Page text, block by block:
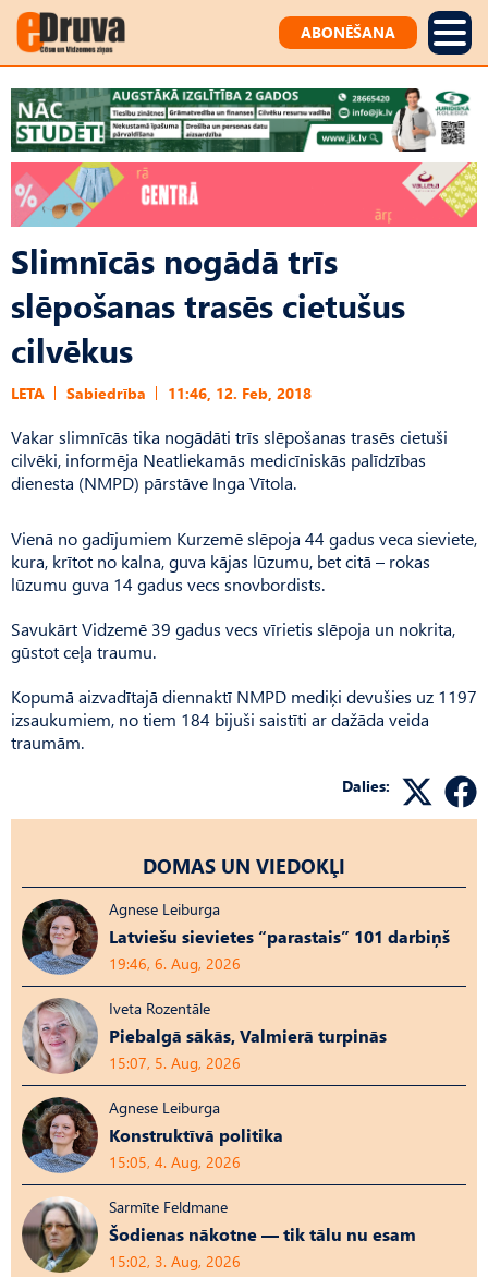
ABONĒŠANA
Slimnīcās nogādā trīs
slēpošanas trasēs cietušus
cilvēkus
LETA Sabiedrība 11:46, 12. Feb, 2018
Vakar slimnīcās tika nogādāti trīs slēpošanas trasēs cietuši
cilvēki, informēja Neatliekamās medicīniskās palīdzības
dienesta (NMPD) pārstāve Inga Vītola.
Vienā no gadījumiem Kurzemē slēpoja 44 gadus veca sieviete,
kura, krītot no kalna, guva kājas lūzumu, bet citā – rokas
lūzumu guva 14 gadus vecs snovbordists.
Savukārt Vidzemē 39 gadus vecs vīrietis slēpoja un nokrita,
gūstot ceļa traumu.
Kopumā aizvadītajā diennaktī NMPD mediķi devušies uz 1197
izsaukumiem, no tiem 184 bijuši saistīti ar dažāda veida
traumām.
Dalies:
DOMAS UN VIEDOKĻI
Agnese Leiburga
Latviešu sievietes “parastais” 101 darbiņš
19:46, 6. Aug, 2026
Iveta Rozentāle
Piebalgā sākās, Valmierā turpinās
15:07, 5. Aug, 2026
Agnese Leiburga
Konstruktīvā politika
15:05, 4. Aug, 2026
Sarmīte Feldmane
Šodienas nākotne — tik tālu nu esam
15:02, 3. Aug, 2026